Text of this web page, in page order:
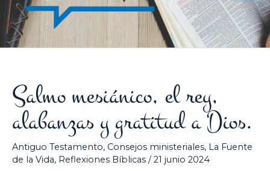
Salmo mesiánico, el rey,
alabanzas y gratitud a Dios.
Antiguo Testamento, Consejos ministeriales, La Fuente
de la Vida, Reflexiones Bíblicas /21 junio 2024